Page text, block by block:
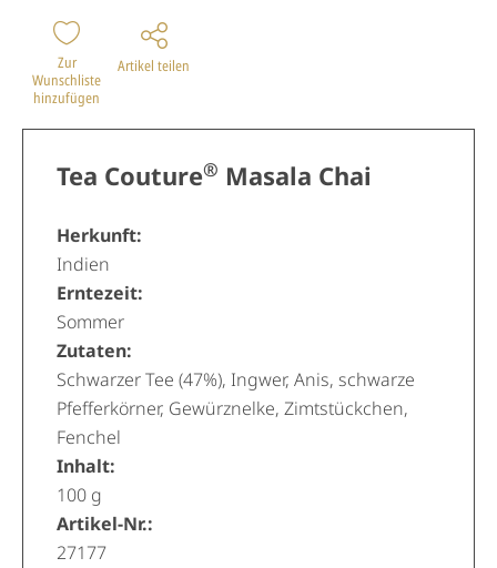
Zur
Wunschliste
hinzufügen
Artikel teilen
Tea Couture® Masala Chai
Herkunft:
Indien
Erntezeit:
Sommer
Zutaten:
Schwarzer Tee (47%), Ingwer, Anis, schwarze
Pfefferkörner, Gewürznelke, Zimtstückchen,
Fenchel
Inhalt:
100 g
Artikel-Nr.:
27177